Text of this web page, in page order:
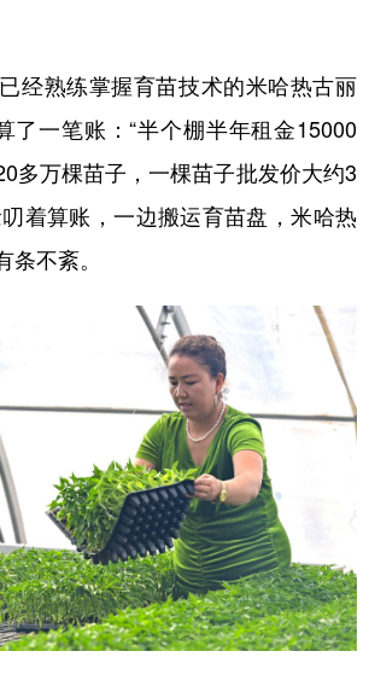
熟练掌握育苗技术的米哈热古丽
了一笔账：“半个棚半年租金15000
多万棵苗子，一棵苗子批发价大约3
着算账，一边搬运育苗盘，米哈热
条不紊。